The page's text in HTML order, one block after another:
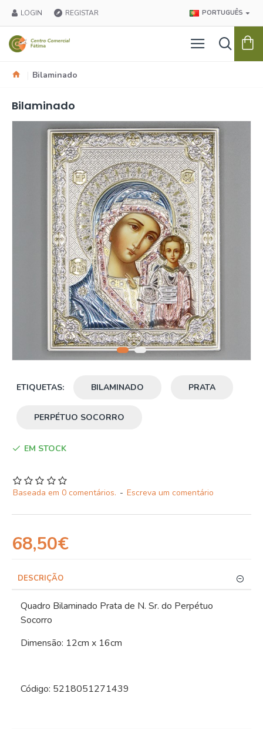
LOGIN REGISTAR PORTUGUÊS
Bilaminado
Bilaminado
ETIQUETAS: BILAMINADO PRATA
PERPÉTUO SOCORRO
EM STOCK
Baseada em 0 comentários. - Escreva um comentário
68,50€
DESCRIÇÃO
Quadro Bilaminado Prata de N. Sr. do Perpétuo
Socorro
Dimensão: 12cm x 16cm
Código: 5218051271439